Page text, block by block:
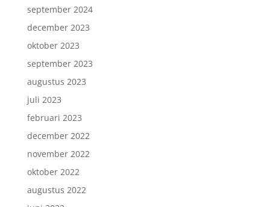
september 2024
december 2023
oktober 2023
september 2023
augustus 2023
juli 2023
februari 2023
december 2022
november 2022
oktober 2022
augustus 2022